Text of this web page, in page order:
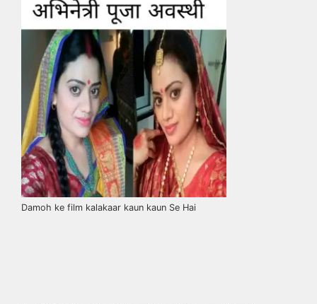
Damoh ke film kalakaar kaun kaun Se Hai